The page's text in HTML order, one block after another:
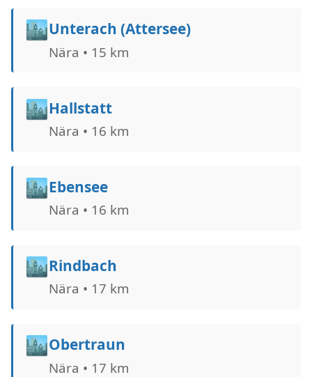
🏙️Unterach (Attersee)
Nära • 15 km
🏙️Hallstatt
Nära • 16 km
🏙️Ebensee
Nära • 16 km
🏙️Rindbach
Nära • 17 km
🏙️Obertraun
Nära • 17 km